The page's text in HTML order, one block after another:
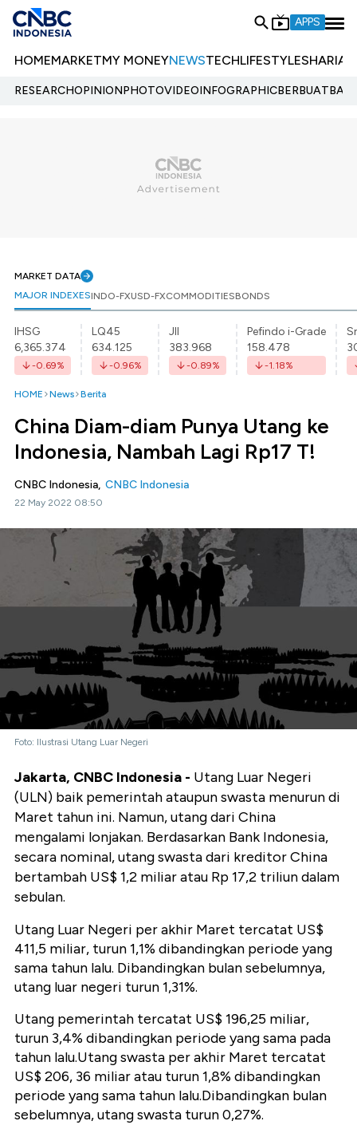
APPS
HOMEMARKETMY MONEYNEWSTECHLIFESTYLESHARIA
RESEARCHOPINIONPHOTOVIDEOINFOGRAPHIC
MARKET DATA
MAJOR INDEXESINDO-FXUSD-FXCOMMODITIESBONDS
IHSG
6,365.374
-0.69%
LQ45
634.125
-0.96%
JII
383.968
-0.89%
Pefindo i-Grade
158.478
-1.18%
HOME News Berita
China Diam-diam Punya Utang ke
Indonesia, Nambah Lagi Rp17 T!
CNBC Indonesia, CNBC Indonesia
22 May 2022 08:50
Foto: Ilustrasi Utang Luar Negeri
Jakarta, CNBC Indonesia - Utang Luar Negeri
(ULN) baik pemerintah ataupun swasta menurun di
Maret tahun ini. Namun, utang dari China
mengalami lonjakan. Berdasarkan Bank Indonesia,
secara nominal, utang swasta dari kreditor China
bertambah US$ 1,2 miliar atau Rp 17,2 triliun dalam
sebulan.
Utang Luar Negeri per akhir Maret tercatat US$
411,5 miliar, turun 1,1% dibandingkan periode yang
sama tahun lalu. Dibandingkan bulan sebelumnya,
utang luar negeri turun 1,31%.
Utang pemerintah tercatat US$ 196,25 miliar,
turun 3,4% dibandingkan periode yang sama pada
tahun lalu.Utang swasta per akhir Maret tercatat
US$ 206, 36 miliar atau turun 1,8% dibandingkan
periode yang sama tahun lalu.Dibandingkan bulan
sebelumnya, utang swasta turun 0,27%.